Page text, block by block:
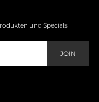
und Specials